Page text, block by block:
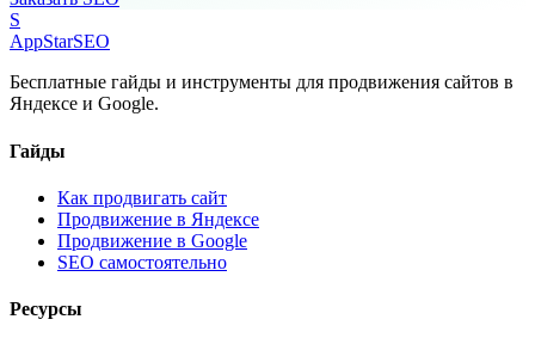
S
AppStarSEO
Бесплатные гайды и инструменты для продвижения сайтов в
Яндексе и Google.
Гайды
Как продвигать сайт
Продвижение в Яндексе
Продвижение в Google
SEO самостоятельно
Ресурсы